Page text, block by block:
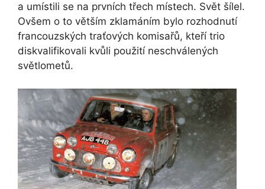
a umístili se na prvních třech místech. Svět šílel.
Ovšem o to větším zklamáním bylo rozhodnutí
francouzských traťových komisařů, kteří trio
diskvalifikovali kvůli použití neschválených
světlometů.